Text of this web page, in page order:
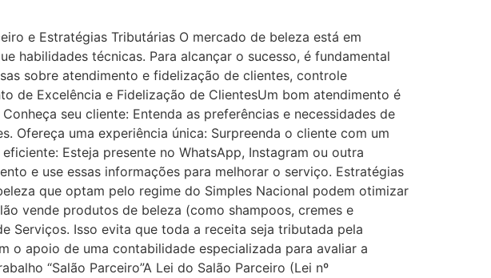
e Estratégias Tributárias O mercado de beleza está em
habilidades técnicas. Para alcançar o sucesso, é fundamental
sobre atendimento e fidelização de clientes, controle
de Excelência e Fidelização de ClientesUm bom atendimento é
seu cliente: Entenda as preferências e necessidades de
Ofereça uma experiência única: Surpreenda o cliente com um
Esteja presente no WhatsApp, Instagram ou outra
e use essas informações para melhorar o serviço. Estratégias
que optam pelo regime do Simples Nacional podem otimizar
vende produtos de beleza (como shampoos, cremes e
Serviços. Isso evita que toda a receita seja tributada pela
o apoio de uma contabilidade especializada para avaliar a
“Salão Parceiro”A Lei do Salão Parceiro (Lei nº